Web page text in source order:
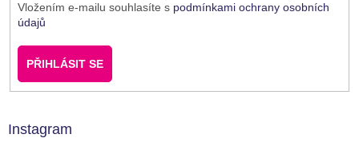
Vložením e-mailu souhlasíte s podmínkami ochrany osobních
údajů
PŘIHLÁSIT SE
Instagram